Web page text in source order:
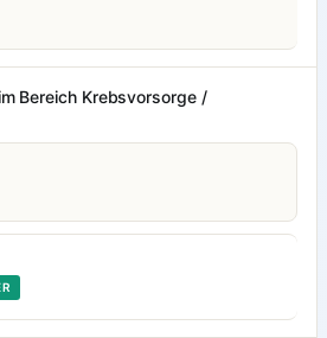
Bereich Krebsvorsorge /